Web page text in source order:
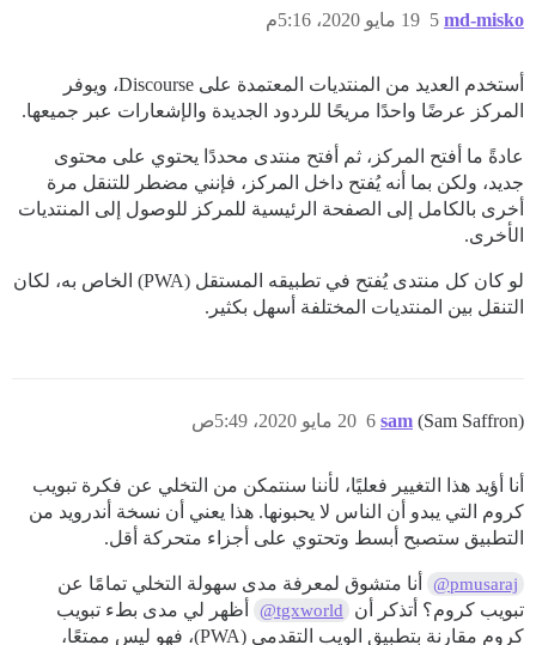
md-misko 19 مايو 2020، 5:16م 5
أستخدم العديد من المنتديات المعتمدة على Discourse، ويوفر
المركز عرضًا واحدًا مريحًا للردود الجديدة والإشعارات عبر جميعها.
عادةً ما أفتح المركز، ثم أفتح منتدى محددًا يحتوي على محتوى
جديد، ولكن بما أنه يُفتح داخل المركز، فإنني مضطر للتنقل مرة
أخرى بالكامل إلى الصفحة الرئيسية للمركز للوصول إلى المنتديات
الأخرى.
لو كان كل منتدى يُفتح في تطبيقه المستقل (PWA) الخاص به، لكان
التنقل بين المنتديات المختلفة أسهل بكثير.
sam (Sam Saffron) 20 مايو 2020، 5:49ص 6
أنا أؤيد هذا التغيير فعليًا، لأننا سنتمكن من التخلي عن فكرة تبويب
كروم التي يبدو أن الناس لا يحبونها. هذا يعني أن نسخة أندرويد من
التطبيق ستصبح أبسط وتحتوي على أجزاء متحركة أقل.
@pmusaraj
أنا متشوق لمعرفة مدى سهولة التخلي تمامًا عن
تبويب كروم؟ أتذكر أن
@tgxworld
أظهر لي مدى بطء تبويب
كروم مقارنة بتطبيق الويب التقدمي (PWA)، فهو ليس ممتعًا،